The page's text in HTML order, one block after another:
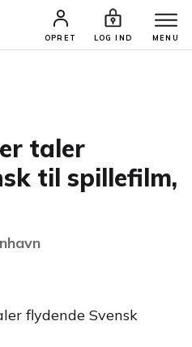
OPRET LOG IND MENU
SØG PROFIL
taler
til spillefilm,
flydende Svensk